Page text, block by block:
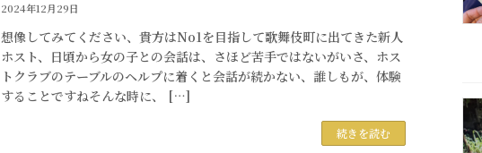
2024年12月29日
想像してみてください、貴方はNo1を目指して歌舞伎町に出てきた新人
ホスト、日頃から女の子との会話は、さほど苦手ではないがいさ、ホス
トクラブのテーブルのヘルプに着くと会話が続かない、誰しもが、体験
することですねそんな時に、 […]
続きを読む